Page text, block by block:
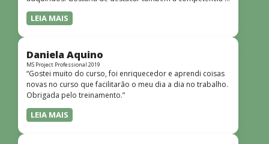
o conhecimento técnico do instrutor Peterson, que
demonstrou total domínio do assunto e soube explicar
dinâmicas e envolventes. Recomendo o curso para todos
que desejam iniciar ou aprofundar seus conhecimentos em
redes!”
LEIA MAIS
Daniela Aquino
MS Project Professional 2019
“Gostei muito do curso, foi enriquecedor e aprendi coisas
novas no curso que facilitarão o meu dia a dia no trabalho.
Obrigada pelo treinamento.”
LEIA MAIS